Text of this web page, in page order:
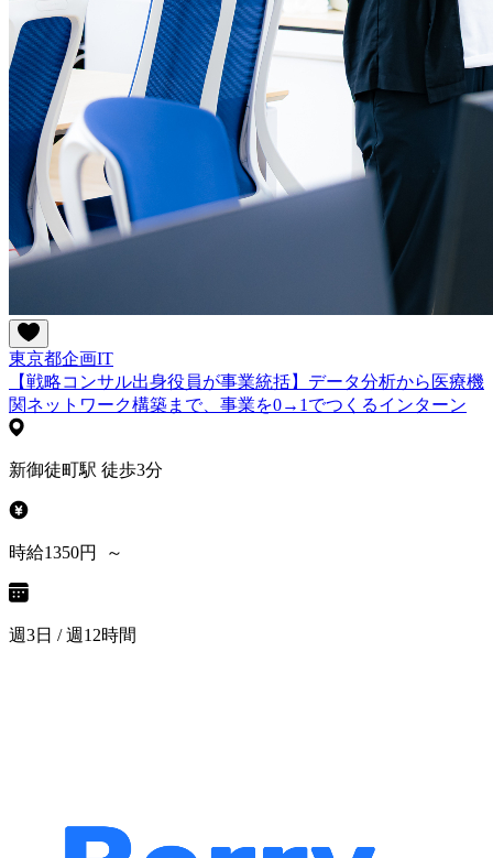
東京都企画IT
【戦略コンサル出身役員が事業統括】データ分析から医療機
関ネットワーク構築まで、事業を0→1でつくるインターン
新御徒町駅 徒歩3分
時給1350円 ～
週3日 / 週12時間